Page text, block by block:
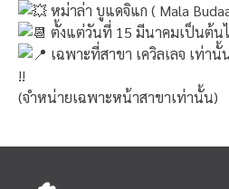
หม่าล่า บูแดจิแก ( Mala
ตั้งแต่วันที่ 15 มีนาคมเป็นต้น
เฉพาะที่สาขา เควิลเลจ เท่า
!!
(จำหน่ายเฉพาะหน้าสาขาเท่านั้น)